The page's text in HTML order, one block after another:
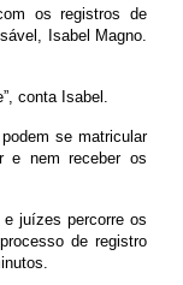
os registros de
Isabel Magno.
conta Isabel.
se matricular
e nem receber os
juízes percorre os
de registro